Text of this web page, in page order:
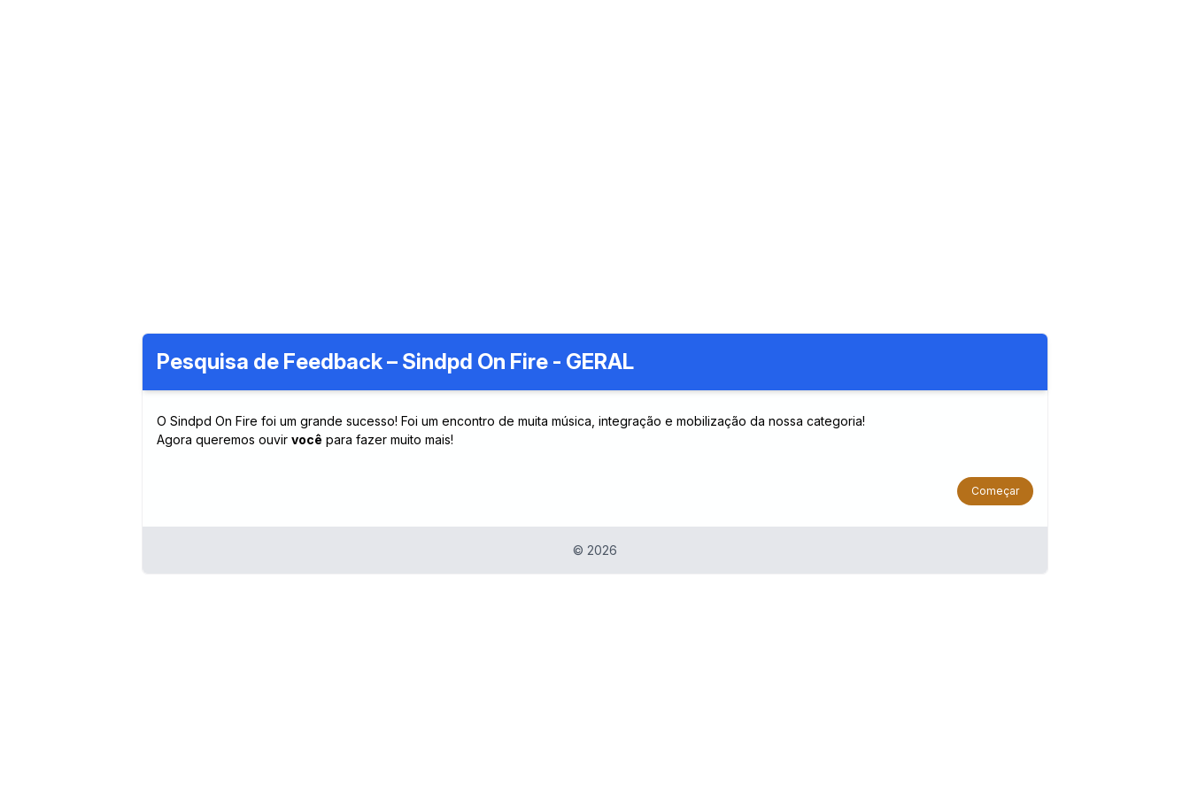
Pesquisa de Feedback – Sindpd On Fire - GERAL
O Sindpd On Fire foi um grande sucesso! Foi um encontro de muita música, integração e mobilização da nossa categoria!
Agora queremos ouvir você para fazer muito mais!
Começar
© 2026